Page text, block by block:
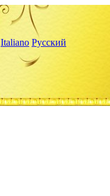
Italiano Русский